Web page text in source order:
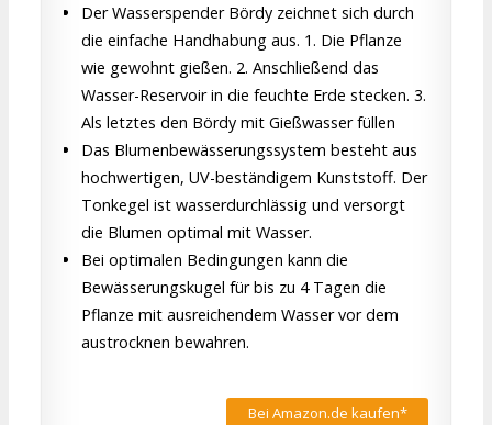
Der Wasserspender Bördy zeichnet sich durch
die einfache Handhabung aus. 1. Die Pflanze
wie gewohnt gießen. 2. Anschließend das
Wasser-Reservoir in die feuchte Erde stecken. 3.
Als letztes den Bördy mit Gießwasser füllen
Das Blumenbewässerungssystem besteht aus
hochwertigen, UV-beständigem Kunststoff. Der
Tonkegel ist wasserdurchlässig und versorgt
die Blumen optimal mit Wasser.
Bei optimalen Bedingungen kann die
Bewässerungskugel für bis zu 4 Tagen die
Pflanze mit ausreichendem Wasser vor dem
austrocknen bewahren.
Bei Amazon.de kaufen*